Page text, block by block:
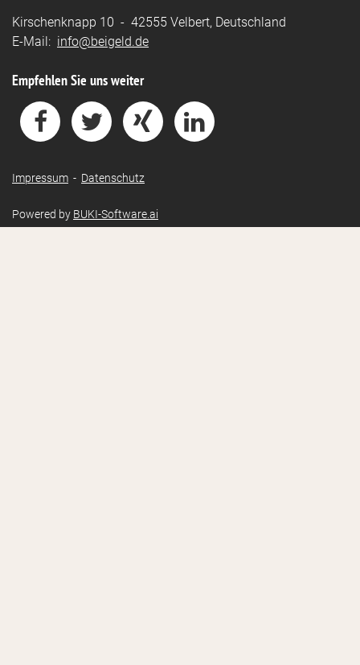
Kirschenknapp 10 - 42555 Velbert, Deutschland
E-Mail: info@beigeld.de
Empfehlen Sie uns weiter
Impressum - Datenschutz
Powered by BUKI-Software.ai